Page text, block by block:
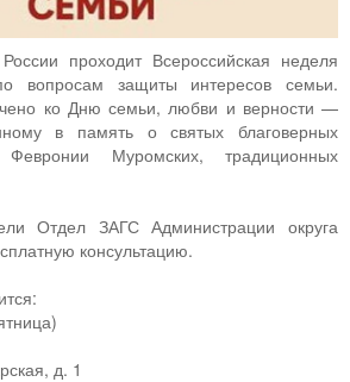
проходит Всероссийская неделя
вопросам защиты интересов семьи.
ко Дню семьи, любви и верности —
в память о святых благоверных
Муромских, традиционных
Отдел ЗАГС Администрации округа
консультацию.
д. 1